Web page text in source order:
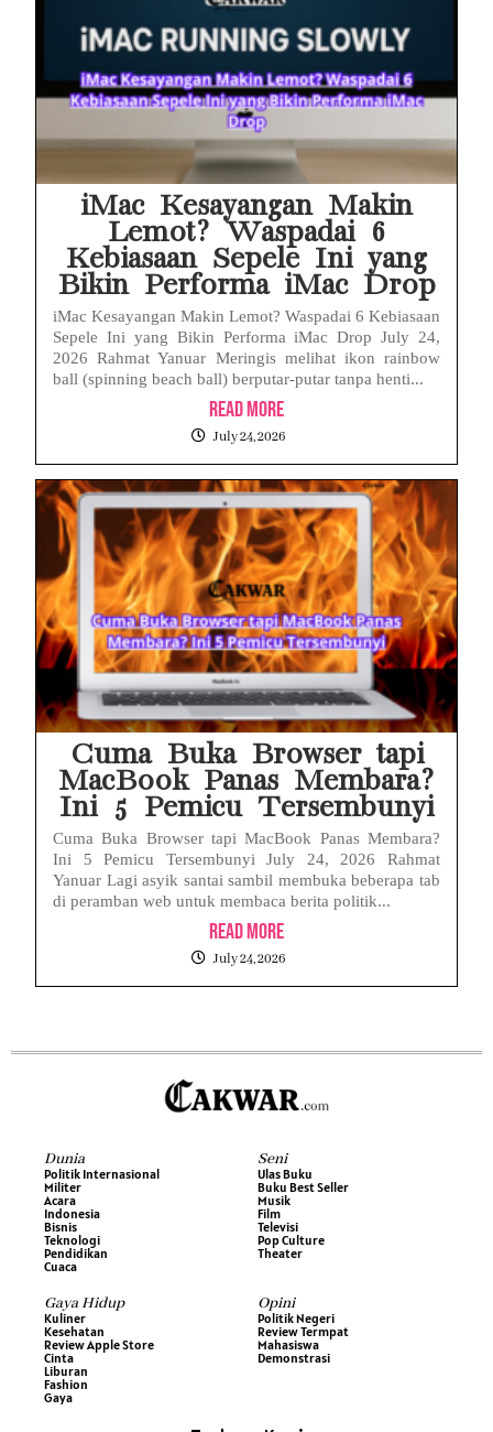
iMac Kesayangan Makin
Lemot? Waspadai 6
Kebiasaan Sepele Ini yang
Bikin Performa iMac Drop
iMac Kesayangan Makin Lemot? Waspadai 6 Kebiasaan
Sepele Ini yang Bikin Performa iMac Drop July 24,
2026 Rahmat Yanuar Meringis melihat ikon rainbow
ball (spinning beach ball) berputar-putar tanpa henti...
Read More
July 24, 2026
Cuma Buka Browser tapi
MacBook Panas Membara?
Ini 5 Pemicu Tersembunyi
Cuma Buka Browser tapi MacBook Panas Membara?
Ini 5 Pemicu Tersembunyi July 24, 2026 Rahmat
Yanuar Lagi asyik santai sambil membuka beberapa tab
di peramban web untuk membaca berita politik...
Read More
July 24, 2026
Dunia
Politik Internasional
Militer
Acara
Indonesia
Bisnis
Teknologi
Pendidikan
Cuaca
Seni
Ulas Buku
Buku Best Seller
Musik
Film
Televisi
Pop Culture
Theater
Gaya Hidup
Kuliner
Kesehatan
Review Apple Store
Cinta
Liburan
Fashion
Gaya
Opini
Politik Negeri
Review Termpat
Mahasiswa
Demonstrasi